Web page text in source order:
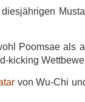
Poomsae als
kicking
von Wu-Chi